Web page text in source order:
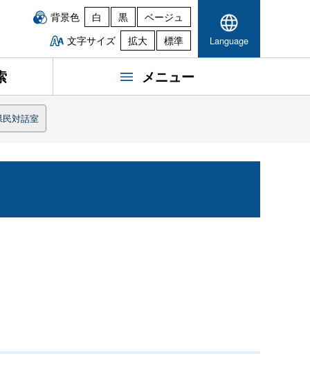
背景色 白 黒
ベージュ
文字サイズ
拡大 標準 Language
メニュー
対話室